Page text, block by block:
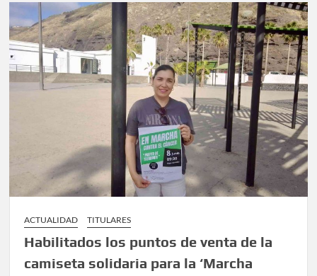
ACTUALIDAD TITULARES
Habilitados los puntos de venta de la
camiseta solidaria para la ‘Marcha